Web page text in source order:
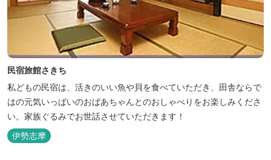
民宿旅館さきち
私どもの民宿は、活きのいい魚や貝を食べていただき、田舎ならで
はの元気いっぱいのおばあちゃんとのおしゃべりをお楽しみくださ
い。家族ぐるみでお世話させていただきます！
伊勢志摩